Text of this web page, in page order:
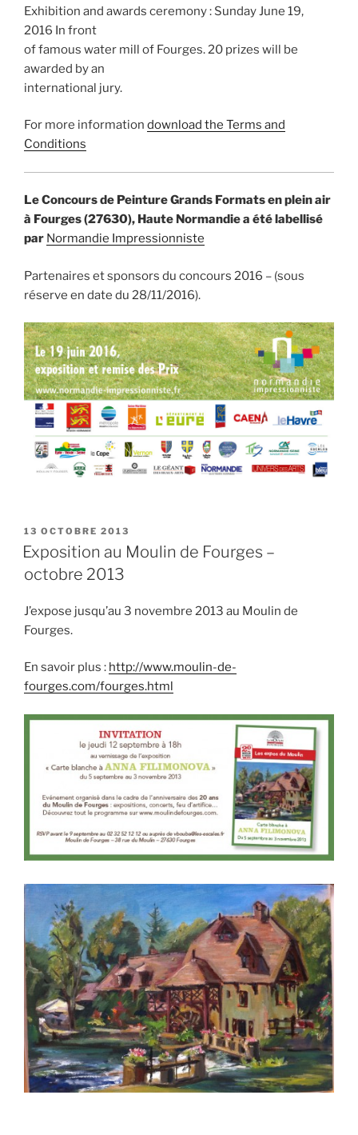
Exhibition and awards ceremony : Sunday June 19,
2016 In front
of famous water mill of Fourges. 20 prizes will be
awarded by an
international jury.
For more information download the Terms and
Conditions
Le Concours de Peinture Grands Formats en plein air
à Fourges (27630), Haute Normandie a été labellisé
par Normandie Impressionniste
Partenaires et sponsors du concours 2016 – (sous
réserve en date du 28/11/2016).
PUBLIÉ
LE
13 OCTOBRE 2013
Exposition au Moulin de Fourges –
octobre 2013
J’expose jusqu’au 3 novembre 2013 au Moulin de
Fourges.
En savoir plus : http://www.moulin-de-
fourges.com/fourges.html